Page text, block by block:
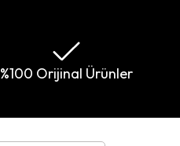
%100 Orijinal Ürünler